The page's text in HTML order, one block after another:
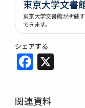
東京大学文書
東京大学文書館が所蔵
できます。
シェアする
関連資料